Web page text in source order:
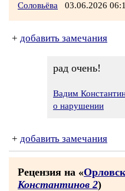
Соловьёва 03.06.2026
+ добавить замечания
рад очень!
Вадим
о нарушении
+ добавить замечания
Рецензия на «
Константинов 2)